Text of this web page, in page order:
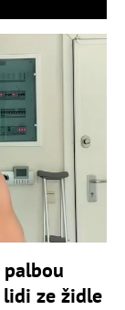
palbou
ze židle